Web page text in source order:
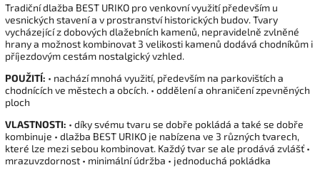
Tradiční dlažba BEST URIKO pro venkovní využití především u
vesnických stavení a v prostranství historických budov. Tvary
vycházející z dobových dlažebních kamenů, nepravidelně zvlněné
hrany a možnost kombinovat 3 velikosti kamenů dodává chodníkům i
příjezdovým cestám nostalgický vzhled.
POUŽITÍ: • nachází mnohá využití, především na parkovištích a
chodnících ve městech a obcích. • oddělení a ohraničení zpevněných
ploch
VLASTNOSTI: • díky svému tvaru se dobře pokládá a také se dobře
kombinuje • dlažba BEST URIKO je nabízena ve 3 různých tvarech,
které lze mezi sebou kombinovat. Každý tvar se ale prodává zvlášť •
mrazuvzdornost • minimální údržba • jednoduchá pokládka